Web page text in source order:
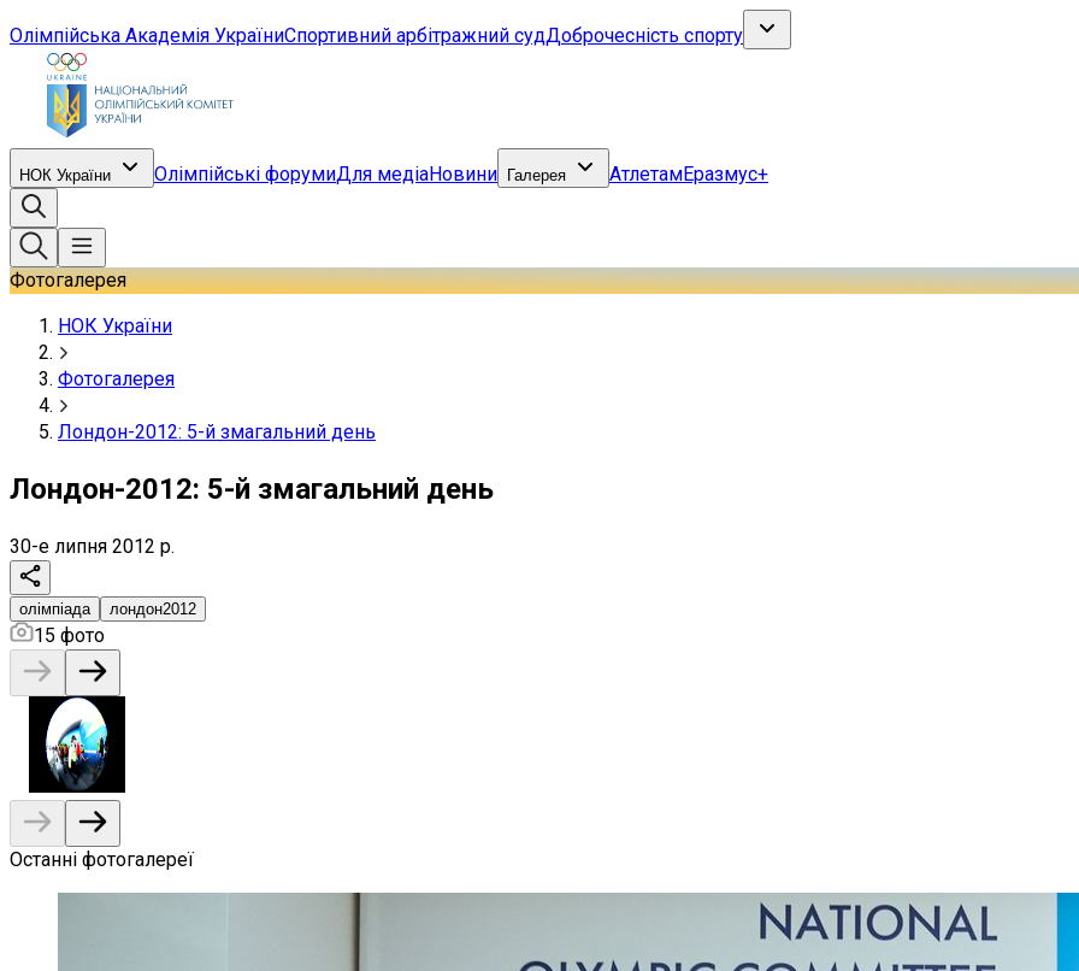
Олімпійська Академія УкраїниСпортивний арбітражний судДоброчесність спорту
НОК України Олімпійські форумиДля медіаНовини Галерея АтлетамЕразмус+
Фотогалерея
НОК України
Фотогалерея
Лондон-2012: 5-й змагальний день
Лондон-2012: 5-й змагальний день
30-е липня 2012 р.
олімпіада лондон2012
15 фото
Останні фотогалереї